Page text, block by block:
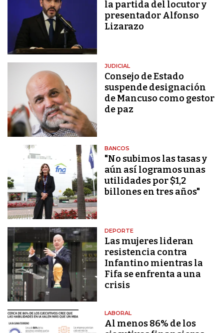
la partida del locutor y
presentador Alfonso
Lizarazo
JUDICIAL
Consejo de Estado
suspende designación
de Mancuso como gestor
de paz
BANCOS
"No subimos las tasas y
aún así logramos unas
utilidades por $1,2
billones en tres años"
DEPORTE
Las mujeres lideran
resistencia contra
Infantino mientras la
Fifa se enfrenta a una
crisis
LABORAL
Al menos 86% de los